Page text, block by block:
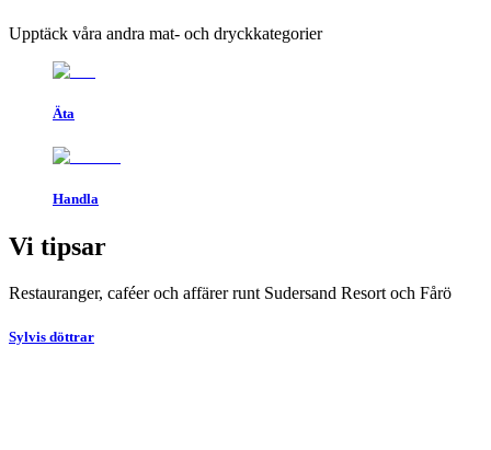
Upptäck våra andra mat- och dryckkategorier
Äta
Handla
Vi tipsar
Restauranger, caféer och affärer runt Sudersand Resort och Fårö
Sylvis döttrar